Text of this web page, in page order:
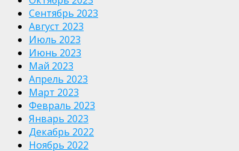
Сентябрь 2023
Август 2023
Июль 2023
Июнь 2023
Май 2023
Апрель 2023
Март 2023
Февраль 2023
Январь 2023
Декабрь 2022
Ноябрь 2022